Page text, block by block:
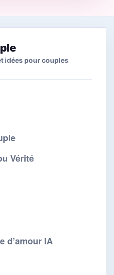
idées pour couples
Vérité
d’amour IA